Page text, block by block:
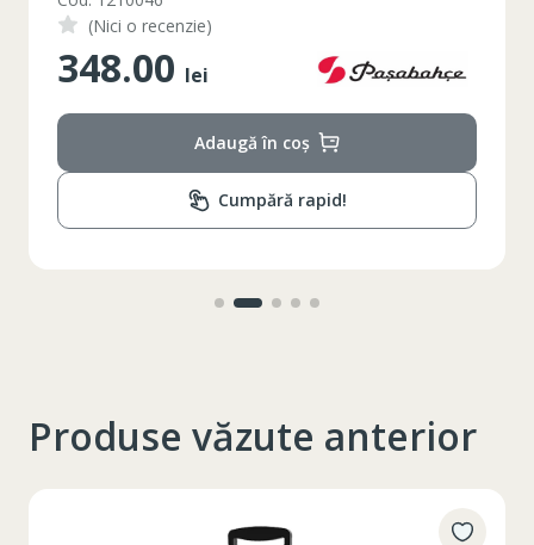
2XL 3XL
Inaltime 164-170
Circumferinta pieptului 86-96
(Nici o recenzie)
348.00 lei
Adaugă în coș
Cumpără rapid!
Produse văzute anterior